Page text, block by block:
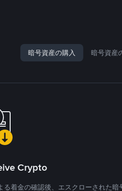
暗号資産の購入 暗号資産
Crypto
る着金の確認後、エスクローされた暗